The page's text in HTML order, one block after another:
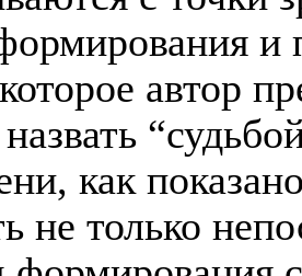
автор
как
не только